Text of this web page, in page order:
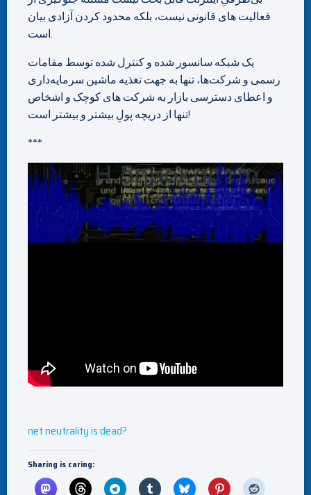
فعالیت های قانونی نیست، بلکه محدود کردن آزادی بیان
است.
یک شبکه سانسور شده و کنترل شده توسط مقامات
رسمی و شرکت‌ها، تنها به جهت تغذیه ماشین سرمایه‌داری
و اعطای دسترسی بازار به شرکت های کوچک و اشخاص
تنها از دریچه پولِ بیشتر و بیشتر است!
***
net neutrality is dead?
Sharing is caring: